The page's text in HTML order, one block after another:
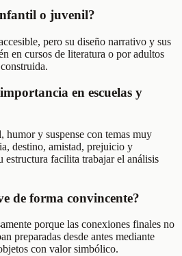
o juvenil?
pero su diseño narrativo y sus
en cursos de literatura o por adultos
en escuelas y
humor y suspense con temas muy
destino, amistad, prejuicio y
estructura facilita trabajar el análisis
de forma convincente?
porque las conexiones finales no
preparadas desde antes mediante
con valor simbólico.